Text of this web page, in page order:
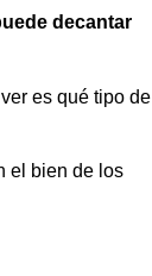
decantar
es qué tipo de
el bien de los